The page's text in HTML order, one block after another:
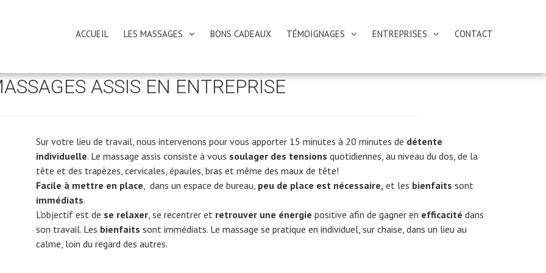
ACCUEIL LES MASSAGES BONS CADEAUX TÉMOIGNAGES ENTREPRISES CONTACT
ASSIS EN ENTREPRISE
Sur votre lieu de travail, nous intervenons pour vous apporter 15 minutes à 20 minutes de détente
individuelle. Le massage assis consiste à vous soulager des tensions quotidiennes, au niveau du dos, de la
tête et des trapèzes, cervicales, épaules, bras et même des maux de tête!
Facile à mettre en place, dans un espace de bureau, peu de place est nécessaire, et les bienfaits sont
immédiats.
L'objectif est de se relaxer, se recentrer et retrouver une énergie positive afin de gagner en efficacité dans
son travail. Les bienfaits sont immédiats. Le massage se pratique en individuel, sur chaise, dans un lieu au
calme, loin du regard des autres.